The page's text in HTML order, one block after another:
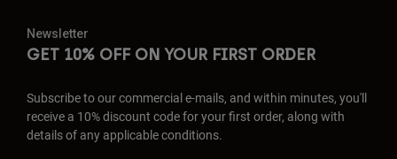
Newsletter
GET 10% OFF ON YOUR FIRST ORDER
Subscribe to our commercial e-mails, and within minutes, you'll
receive a 10% discount code for your first order, along with
details of any applicable conditions.